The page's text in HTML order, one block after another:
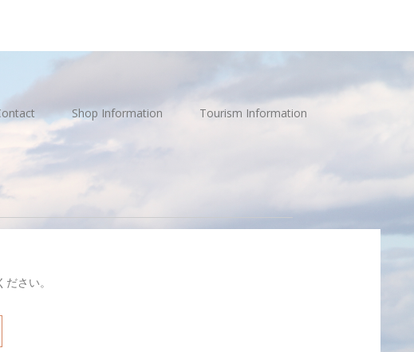
Shop Information Tourism Information
さい。